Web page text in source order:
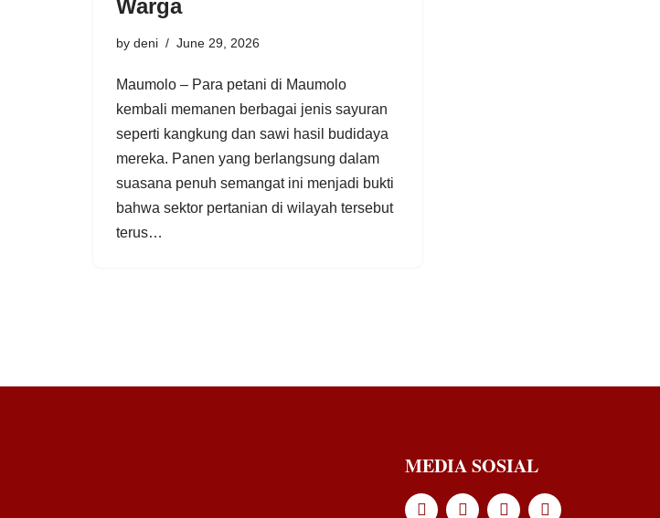
Warga
by deni June 29, 2026
Maumolo – Para petani di Maumolo
kembali memanen berbagai jenis sayuran
seperti kangkung dan sawi hasil budidaya
mereka. Panen yang berlangsung dalam
suasana penuh semangat ini menjadi bukti
bahwa sektor pertanian di wilayah tersebut
terus…
MEDIA SOSIAL